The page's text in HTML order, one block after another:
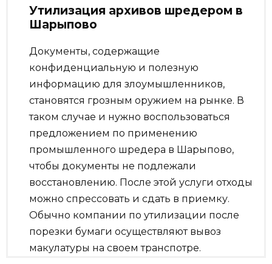
Утилизация архивов шредером в
Шарыпово
Документы, содержащие
конфиденциальную и полезную
информацию для злоумышленников,
становятся грозным оружием на рынке. В
таком случае и нужно воспользоваться
предложением по применению
промышленного шредера в Шарыпово,
чтобы документы не подлежали
восстановлению. После этой услуги отходы
можно спрессовать и сдать в приемку.
Обычно компании по утилизации после
порезки бумаги осуществляют вывоз
макулатуры на своем транспотре.